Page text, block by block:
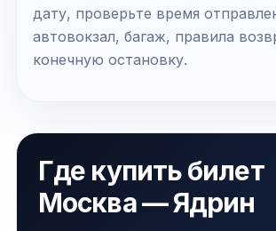
дату, проверьте время
автовокзал, багаж, правила
конечную остановку.
Где купить билет
Москва — Ядрин